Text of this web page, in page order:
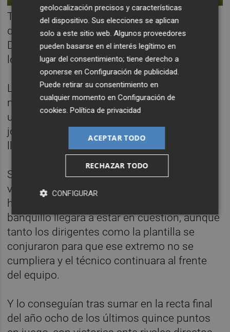
Tras un verano trepidante y a contrarreloj, la
dirección deportiva capitaneada por Ángel
Dealbert incorporaba a once futbolistas con
los que buscar la permanencia.
La temporada empezaba con buenos
números: El Castellón sumaba dos victorias,
un empate y una derrota en las primeras
jornadas, pero un gran bache hacía que
Seis derrotas consecutivas o solo una
victoria y dos empates en once jornadas,
hacían que el puesto de Óscar Cano en el
banquillo llegara a estar en cuestión, aunque
tanto los dirigentes como la plantilla se
conjuraron para que ese extremo no se
cumpliera y el técnico continuara al frente
del equipo.
Y lo conseguían tras sumar en la recta final
del año ocho de los últimos quince puntos
geolocalización precisos y características
del dispositivo. Sus elecciones se aplican
solo a este sitio web. Algunos proveedores
pueden basarse en el interés legítimo en
lugar del consentimiento; tiene derecho a
oponerse enConfiguración de publicidad
Puede retirar su consentimiento en
cualquier momento enConfiguración de
cookies .Política de privacidad
ACEPTAR TODO
RECHAZAR TODO
CONFIGURAR